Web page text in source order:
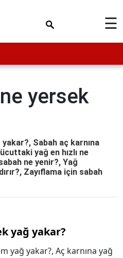
☰
yersek
Sabah aç karnına
yağ en hızlı ne
ne yenir?, Yağ
Zayıflama için sabah
yağ yakar?
yağ yakar?, Aç karnına yağ